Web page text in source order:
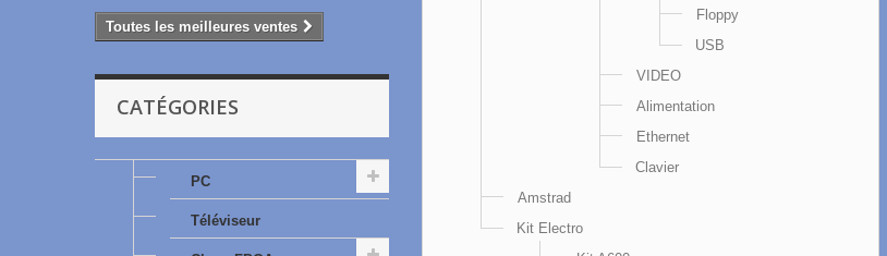
Toutes les meilleures ventes
CATÉGORIES
PC
Téléviseur
Floppy
USB
VIDEO
Alimentation
Ethernet
Clavier
Amstrad
Kit Electro